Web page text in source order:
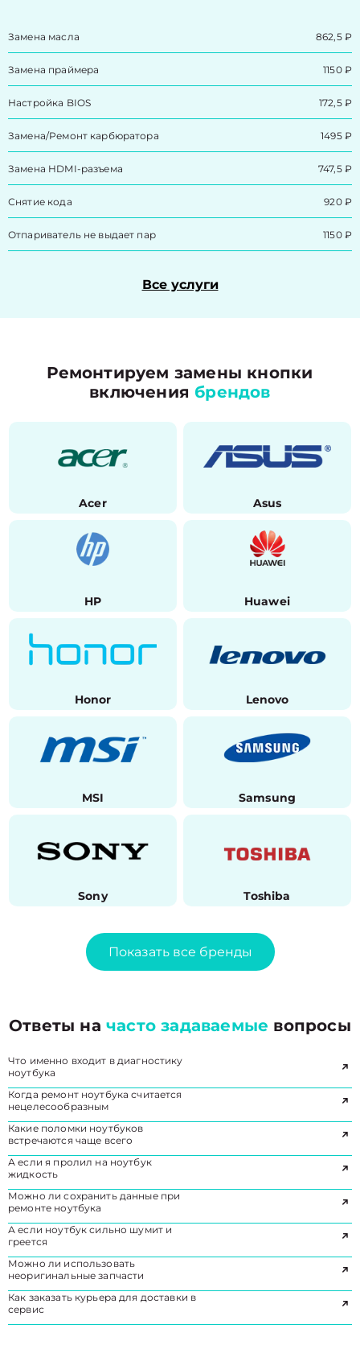
Замена масла 862,5 ₽
Замена праймера 1150 ₽
Настройка BIOS 172,5 ₽
Замена/Pемонт карбюратора 1495 ₽
Замена HDMI-разъема 747,5 ₽
Снятие кода 920 ₽
Отпариватель не выдает пар 1150 ₽
Все услуги
Ремонтируем замены кнопки
включения брендов
Acer Asus
HP Huawei
Honor Lenovo
MSI Samsung
Sony Toshiba
Показать все бренды
Ответы начасто задаваемые вопросы
Что именно входит в диагностику
ноутбука
Когда ремонт ноутбука считается
нецелесообразным
Какие поломки ноутбуков
встречаются чаще всего
А если я пролил на ноутбук
жидкость
Можно ли сохранить данные при
ремонте ноутбука
А если ноутбук сильно шумит и
греется
Можно ли использовать
неоригинальные запчасти
Как заказать курьера для доставки в
сервис